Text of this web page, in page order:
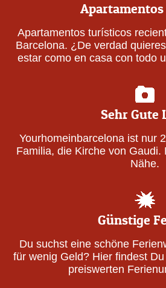
Apartamentos
Apartamentos turísticos
Barcelona. ¿De verdad
estar como en casa con todo
Sehr Gute
Yourhomeinbarcelona ist nur
Familia, die Kirche von Gaudi.
Nähe.
Günstige
Du suchst eine schöne
für wenig Geld? Hier findest
preiswerten